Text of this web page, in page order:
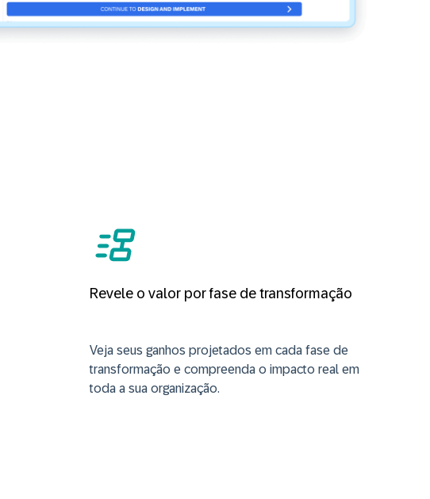
Revele o valor por fase de transformação
Veja seus ganhos projetados em cada fase de
transformação e compreenda o impacto real em
toda a sua organização.